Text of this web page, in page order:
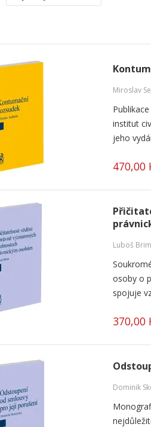
Miroslav
institut
jeho
470,00
Luboš Brim
osoby o
spojuje
370,00
Dominik